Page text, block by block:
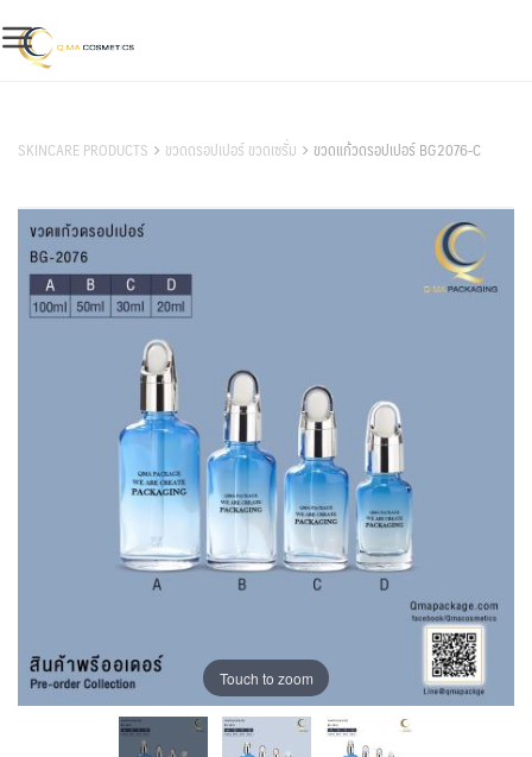
to
content
SKINCARE PRODUCTS ขวดดรอปเปอร์ ขวดเซรั่ม ขวดแก้วดรอปเปอร์ BG2076-C
Touch to zoom